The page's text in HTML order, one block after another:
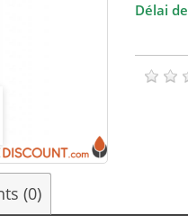
Délai
(0)